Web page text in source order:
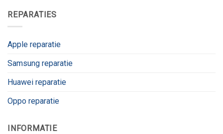
REPARATIES
Apple reparatie
Samsung reparatie
Huawei reparatie
Oppo reparatie
INFORMATIE